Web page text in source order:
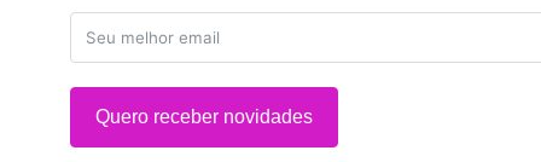
Quero receber novidades